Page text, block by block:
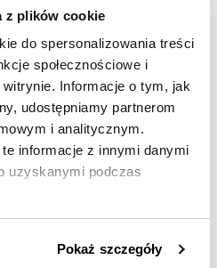
z plików cookie
do spersonalizowania treści
społecznościowe i
Informacje o tym, jak
udostępniamy partnerom
i analitycznym.
informacje z innymi danymi
uzyskanymi podczas
wPolityce
Pokaż szczegóły